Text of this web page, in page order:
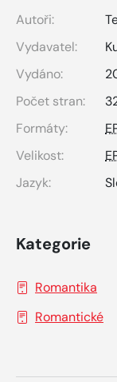
Autoři:
Vydavatel:
Vydáno:
Počet stran:
Formáty:
Velikost:
Jazyk:
Kategorie
Romantika
Romantické